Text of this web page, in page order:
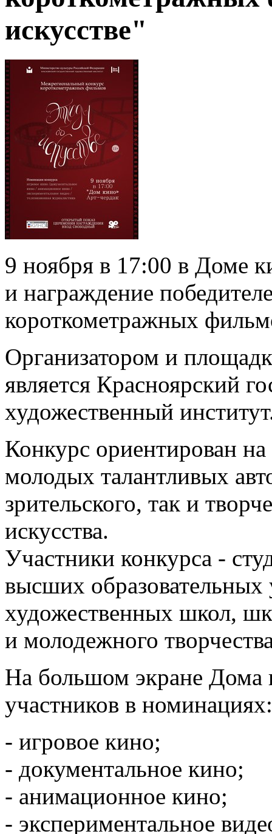
искусстве"
9 ноября в 17:00 в Доме
и награждение
короткометражных
Организатором и
является Красноярский
художественный
Конкурс ориентирован
молодых талантливых
зрительского, так и
искусства.
Участники конкурса -
высших
художественных школ,
и молодежного
На большом экране Дома
участников в номинациях:
- игровое кино;
- документальное кино;
- анимационное кино;
- экспериментальное